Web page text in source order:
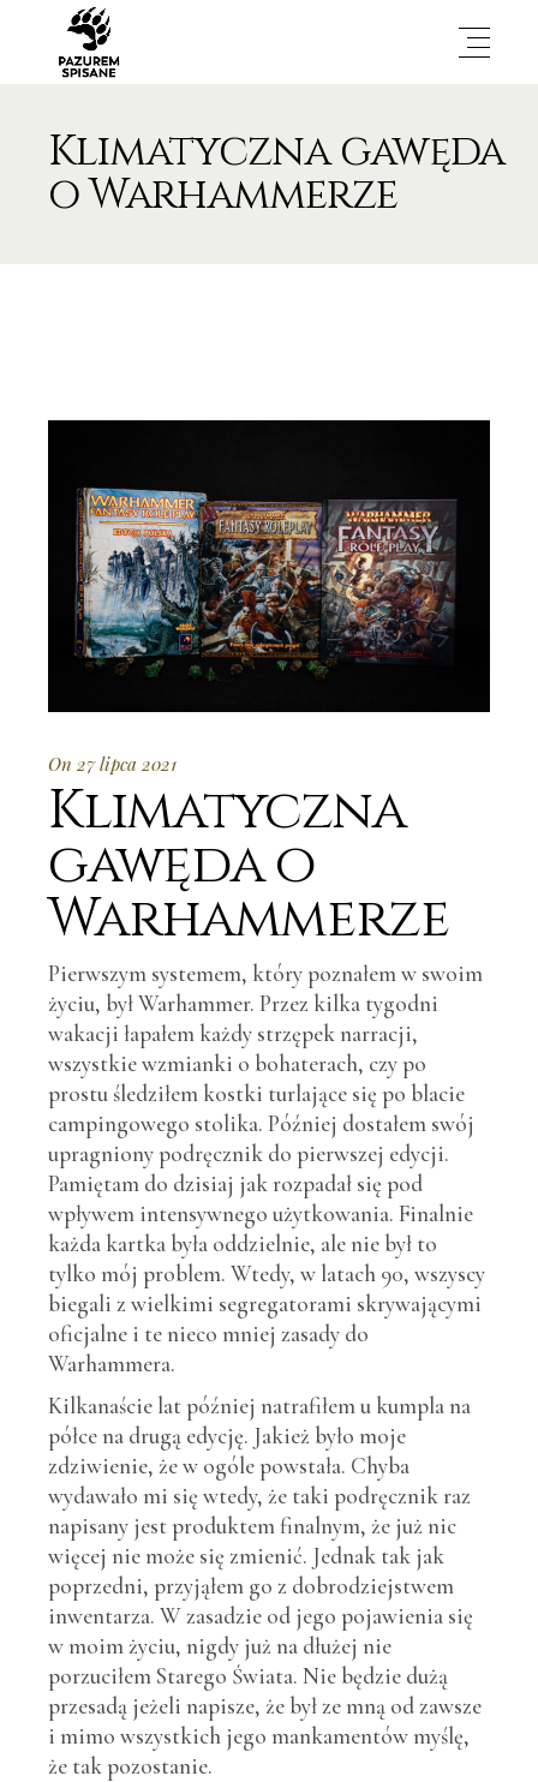
Klimatyczna gawęda
o Warhammerze
On 27 lipca 2021
Klimatyczna
gawęda o
Warhammerze
Pierwszym systemem, który poznałem w swoim
życiu, był Warhammer. Przez kilka tygodni
wakacji łapałem każdy strzępek narracji,
wszystkie wzmianki o bohaterach, czy po
prostu śledziłem kostki turlające się po blacie
campingowego stolika. Później dostałem swój
upragniony podręcznik do pierwszej edycji.
Pamiętam do dzisiaj jak rozpadał się pod
wpływem intensywnego użytkowania. Finalnie
każda kartka była oddzielnie, ale nie był to
tylko mój problem. Wtedy, w latach 90, wszyscy
biegali z wielkimi segregatorami skrywającymi
oficjalne i te nieco mniej zasady do
Warhammera.
Kilkanaście lat później natrafiłem u kumpla na
półce na drugą edycję. Jakież było moje
zdziwienie, że w ogóle powstała. Chyba
wydawało mi się wtedy, że taki podręcznik raz
napisany jest produktem finalnym, że już nic
więcej nie może się zmienić. Jednak tak jak
poprzedni, przyjąłem go z dobrodziejstwem
inwentarza. W zasadzie od jego pojawienia się
w moim życiu, nigdy już na dłużej nie
porzuciłem Starego Świata. Nie będzie dużą
przesadą jeżeli napisze, że był ze mną od zawsze
i mimo wszystkich jego mankamentów myślę,
że tak pozostanie.